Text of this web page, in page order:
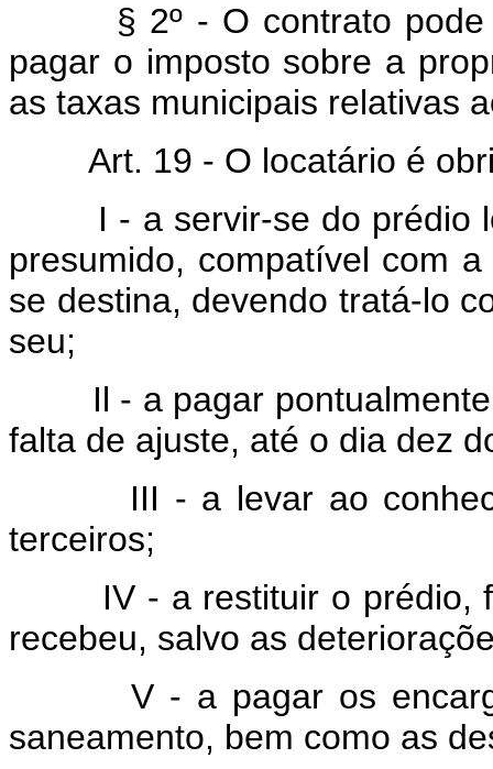
§ 2º - O contrato pode
pagar o imposto sobre a
as taxas municipais relativas
Art. 19 - O locatário é
I - a servir-se do prédio
presumido, compatível com
se destina, devendo tratá-lo
seu;
Il - a pagar pontualmente
falta de ajuste, até o dia dez
III - a levar ao
terceiros;
IV - a restituir o prédio,
recebeu, salvo as
V - a pagar os
saneamento, bem como as